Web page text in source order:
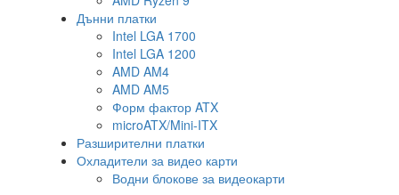
Дънни платки
Intel LGA 1700
Intel LGA 1200
AMD AM4
AMD AM5
Форм фактор ATX
microATX/Mini-ITX
Разширителни платки
Охладители за видео карти
Водни блокове за видеокарти